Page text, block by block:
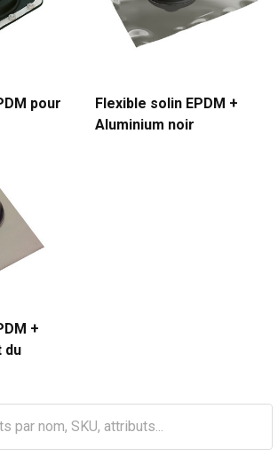
pour
Flexible solin EPDM +
Aluminium noir
+
du